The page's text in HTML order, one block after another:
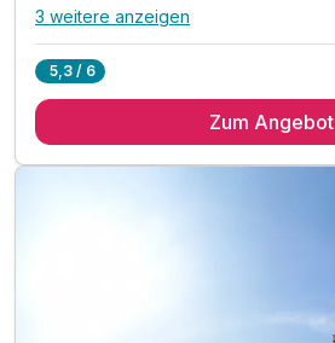
Alle Inklusivleistungen
4 x reichhaltiges Frühstück vom Buffet
3 weitere anzeigen
5,3 / 6
Zum Angebot